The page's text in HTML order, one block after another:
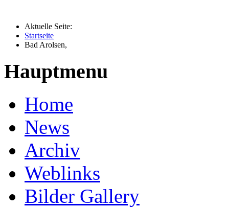
Aktuelle Seite:
Startseite
Bad Arolsen,
Hauptmenu
Home
News
Archiv
Weblinks
Bilder Gallery